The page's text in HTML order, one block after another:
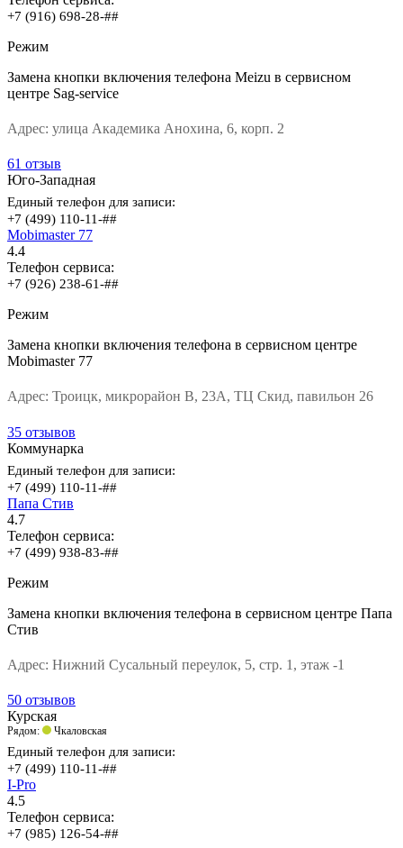
+7 (916) 698-28-##
Режим
Замена кнопки включения телефона Meizu в сервисном
центре Sag-service
Адрес: улица Академика Анохина, 6, корп. 2
61 отзыв
Юго-Западная
Единый телефон для записи:
+7 (499) 110-11-##
Mobimaster 77
4.4
Телефон сервиса:
+7 (926) 238-61-##
Режим
Замена кнопки включения телефона в сервисном центре
Mobimaster 77
Адрес: Троицк, микрорайон В, 23А, ТЦ Скид, павильон 26
35 отзывов
Коммунарка
Единый телефон для записи:
+7 (499) 110-11-##
Папа Стив
4.7
Телефон сервиса:
+7 (499) 938-83-##
Режим
Замена кнопки включения телефона в сервисном центре Папа
Стив
Адрес: Нижний Сусальный переулок, 5, стр. 1, этаж -1
50 отзывов
Курская
Рядом: Чкаловская
Единый телефон для записи:
+7 (499) 110-11-##
I-Pro
4.5
Телефон сервиса:
+7 (985) 126-54-##